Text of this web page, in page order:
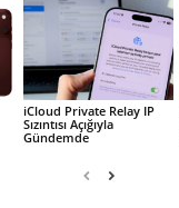
iCloud Private Relay IP
Sızıntısı Açığıyla
Gündemde